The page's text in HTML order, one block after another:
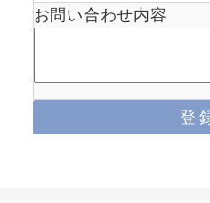
お問い合わせ内容